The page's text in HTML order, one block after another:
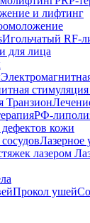
и лифтинг
Игольчатый RF-
для лица
Транзион
РФ-
кожи
Лазерное
лазером
Прокол ушей